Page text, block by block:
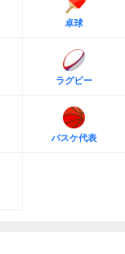
卓球
ラグビー
バスケ代表